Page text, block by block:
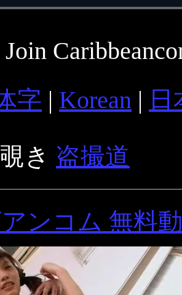
字 | Korean |
き 盗撮道
ンコム 無料